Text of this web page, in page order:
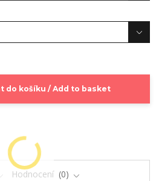
do košíku / Add to basket
Hodnocení
0